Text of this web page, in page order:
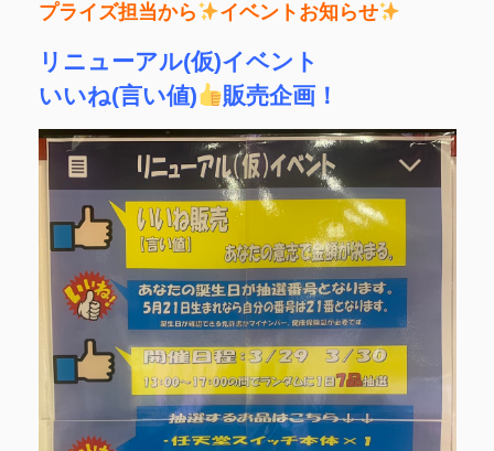
プライズ担当から イベントお知らせ
リニューアル(仮)イベント
いいね(言い値)
販売企画！